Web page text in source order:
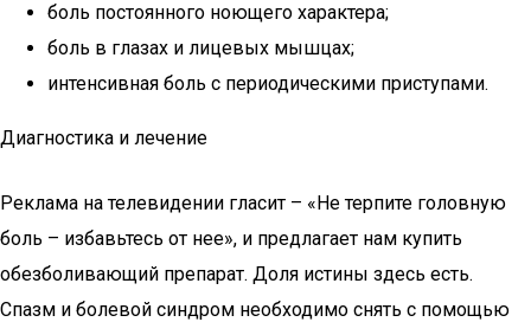
боль постоянного ноющего характера;
боль в глазах и лицевых мышцах;
интенсивная боль с периодическими приступами.
Диагностика и лечение
Реклама на телевидении гласит – «Не терпите головную
боль – избавьтесь от нее», и предлагает нам купить
обезболивающий препарат. Доля истины здесь есть.
Спазм и болевой синдром необходимо снять с помощью